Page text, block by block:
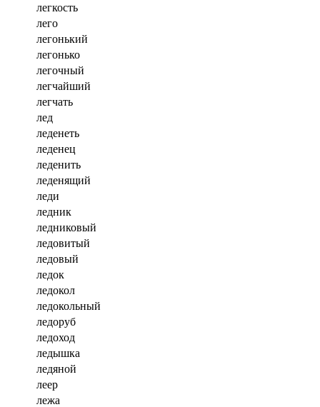
легкость
лего
легонький
легонько
легочный
легчайший
легчать
лед
леденеть
леденец
леденить
леденящий
леди
ледник
ледниковый
ледовитый
ледовый
ледок
ледокол
ледокольный
ледоруб
ледоход
ледышка
ледяной
леер
лежа